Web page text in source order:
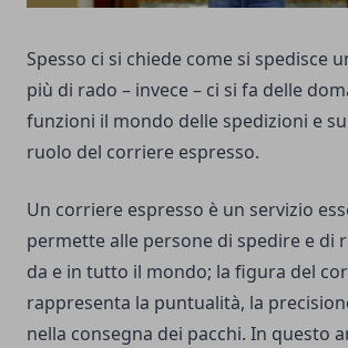
Spesso ci si chiede come si spedisce
più di rado – invece – ci si fa delle
funzioni il mondo delle spedizioni e
ruolo del corriere espresso.
Un corriere espresso è un servizio
permette alle persone di spedire e di
da e in tutto il mondo; la figura del
rappresenta la puntualità, la
nella consegna dei pacchi. In questo